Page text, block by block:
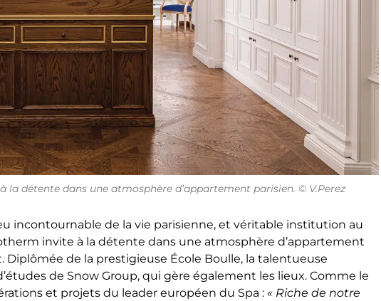
détente dans une atmosphère d’appartement parisien. © V.Perez
incontournable de la vie parisienne, et véritable institution au
invite à la détente dans une atmosphère d’appartement
Diplômée de la prestigieuse École Boulle, la talentueuse
de Snow Group, qui gère également les lieux. Comme le
et projets du leader européen du Spa : « Riche de notre